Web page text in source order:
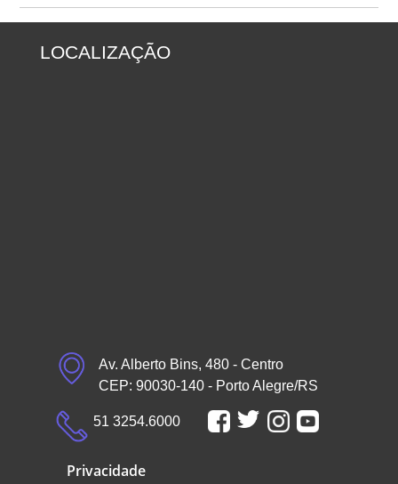
LOCALIZAÇÃO
Av. Alberto Bins, 480 - Centro
CEP: 90030-140 - Porto Alegre/RS
51 3254.6000
Privacidade